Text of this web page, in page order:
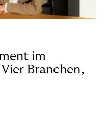
im
Branchen,